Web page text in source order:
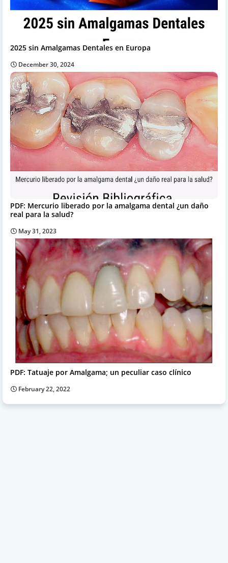
2025 sin Amalgamas Dentales en Europa
December 30, 2024
PDF: Mercurio liberado por la amalgama dental ¿un daño
real para la salud?
May 31, 2023
PDF: Tatuaje por Amalgama; un peculiar caso clínico
February 22, 2022